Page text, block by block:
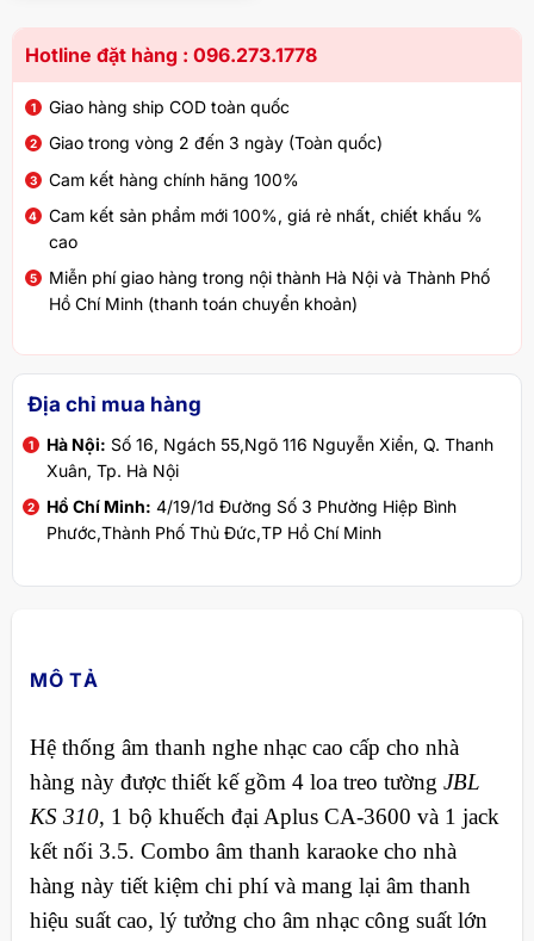
Hotline đặt hàng : 096.273.1778
Giao hàng ship COD toàn quốc
Giao trong vòng 2 đến 3 ngày (Toàn quốc)
Cam kết hàng chính hãng 100%
Cam kết sản phẩm mới 100%, giá rẻ nhất, chiết khấu %
cao
Miễn phí giao hàng trong nội thành Hà Nội và Thành Phố
Hồ Chí Minh (thanh toán chuyển khoản)
Địa chỉ mua hàng
Hà Nội: Số 16, Ngách 55,Ngõ 116 Nguyễn Xiển, Q. Thanh
Xuân, Tp. Hà Nội
Hồ Chí Minh: 4/19/1d Đường Số 3 Phường Hiệp Bình
Phước,Thành Phố Thủ Đức,TP Hồ Chí Minh
MÔ TẢ
Hệ thống âm thanh nghe nhạc cao cấp cho nhà
hàng này được thiết kế gồm 4 loa treo tường JBL
KS 310, 1 bộ khuếch đại Aplus CA-3600 và 1 jack
kết nối 3.5. Combo âm thanh karaoke cho nhà
hàng này tiết kiệm chi phí và mang lại âm thanh
hiệu suất cao, lý tưởng cho âm nhạc công suất lớn